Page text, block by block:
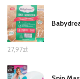
27,97zł